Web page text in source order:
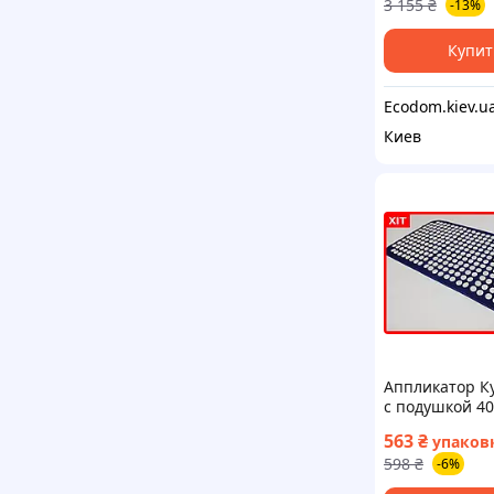
3 155 ₴ -13%
Киев
Аппликатор
с подушкой
для спины и
563₴
598 ₴ -6%